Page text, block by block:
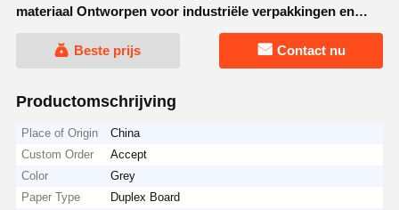
materiaal Ontworpen voor industriële verpakkingen en
Beste prijs
Contact nu
Productomschrijving
Place of Origin
China
Custom Order
Accept
Color
Grey
Paper Type
Duplex Board